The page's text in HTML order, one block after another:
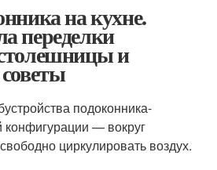
на кухне.
переделки
и
подоконника-
— вокруг
циркулировать воздух.